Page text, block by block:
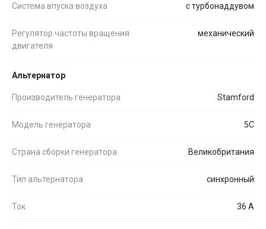
Система впуска воздуха с турбонаддувом
Регулятор частоты вращения
двигателя
механический
Альтернатор
Производитель генератора Stamford
Модель генератора 5C
Страна сборки генератора Великобритания
Тип альтернатора синхронный
Ток 36 А